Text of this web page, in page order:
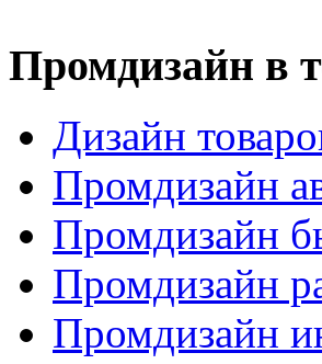
Промдизайн в
Дизайн
Промдизайн
Промдизайн
Промдизайн
Промдизайн